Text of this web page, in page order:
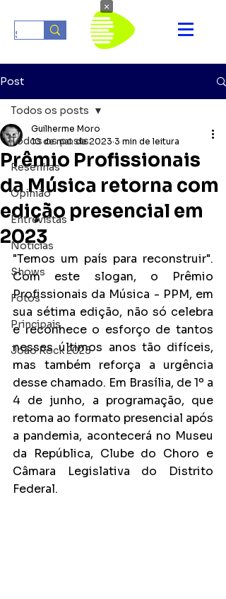
Post
Todos os posts
Resenhas
Opinião
Entrevistas
Notícias
Shows
Fotos
Principais
João Rock 2025
Todos os posts
Prêmio Profissionais
da Música retorna com
edição presencial em
2023
Guilherme Moro
10 de mai. de 2023 3 min de leitura
"Temos um país para reconstruir".
Com este slogan, o Prêmio
Profissionais da Música - PPM, em
sua sétima edição, não só celebra
e reconhece o esforço de tantos
nesses últimos anos tão difíceis,
mas também reforça a urgência
desse chamado. Em Brasília, de 1º a
4 de junho, a programação, que
retoma ao formato presencial após
a pandemia, acontecerá no Museu
da República, Clube do Choro e
Câmara Legislativa do Distrito
Federal.
×